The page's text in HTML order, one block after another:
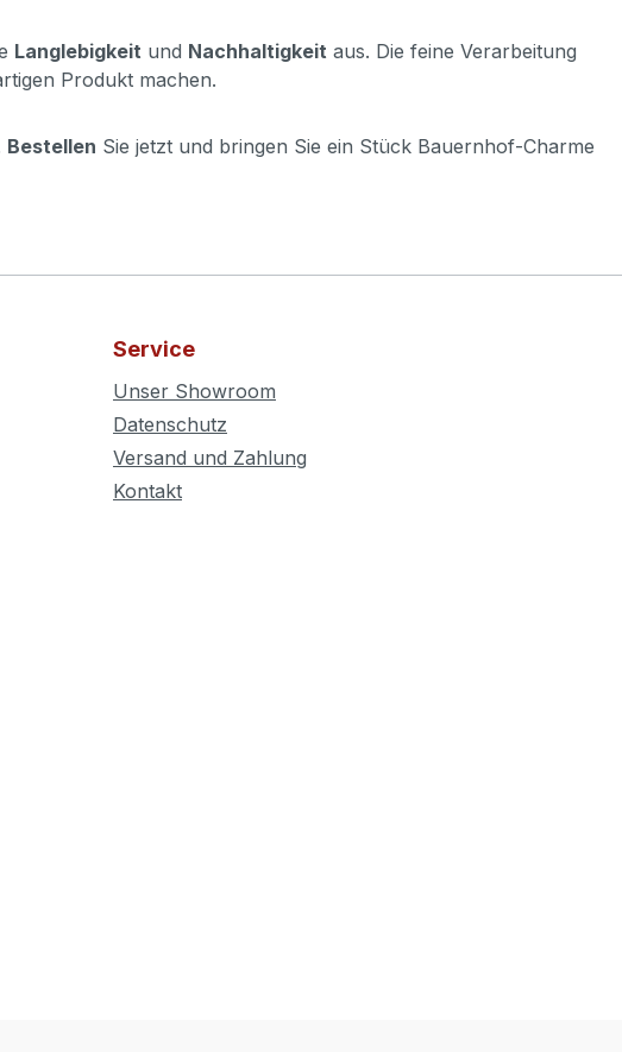
Langlebigkeit und Nachhaltigkeit aus. Die feine Verarbeitung
Produkt machen.
Bestellen Sie jetzt und bringen Sie ein Stück Bauernhof-Charme
Service
Unser Showroom
Datenschutz
Versand und Zahlung
Kontakt